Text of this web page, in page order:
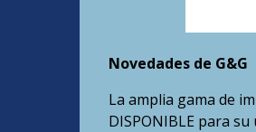
Novedades de G&G
La amplia gama de
DISPONIBLE para